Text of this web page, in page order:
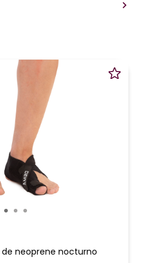
neoprene nocturno